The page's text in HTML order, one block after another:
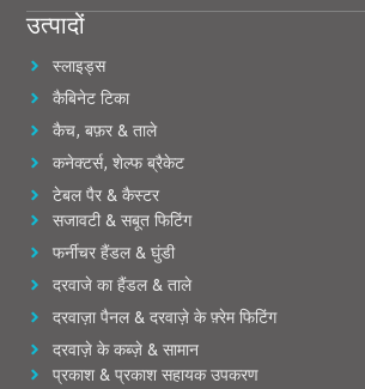
उत्पादों
स्लाइड्स
कैबिनेट टिका
कैच, बफ़र & ताले
कनेक्टर्स, शेल्फ ब्रैकेट
टेबल पैर & कैस्टर
सजावटी & सबूत फिटिंग
फर्नीचर हैंडल & घुंडी
दरवाजे का हैंडल & ताले
दरवाज़ा पैनल & दरवाज़े के फ़्रेम फिटिंग
दरवाज़े के कब्ज़े & सामान
प्रकाश & प्रकाश सहायक उपकरण